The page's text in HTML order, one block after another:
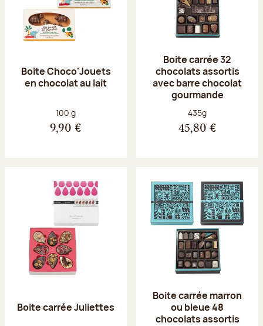
Boite Choco'Jouets
en chocolat au lait
Poids net :
100 g
9,90 €
Boite carrée 32
chocolats assortis
avec barre chocolat
gourmande
Poids net :
435g
45,80 €
Boite carrée Juliettes
Boite carrée marron
ou bleue 48
chocolats assortis